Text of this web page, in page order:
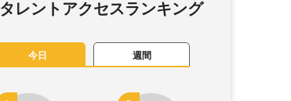
タレントアクセスランキング
今日 週間